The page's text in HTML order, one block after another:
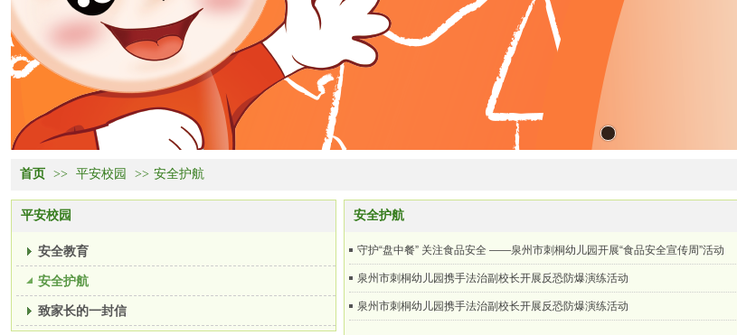
首页 >> 平安校园 >> 安全护航
平安校园
安全教育
安全护航
致家长的一封信
安全护航
守护“盘中餐” 关注食品安全 ——泉州市刺桐幼儿园开展“食品安全宣传周”活动
泉州市刺桐幼儿园携手法治副校长开展反恐防爆演练活动
泉州市刺桐幼儿园携手法治副校长开展反恐防爆演练活动